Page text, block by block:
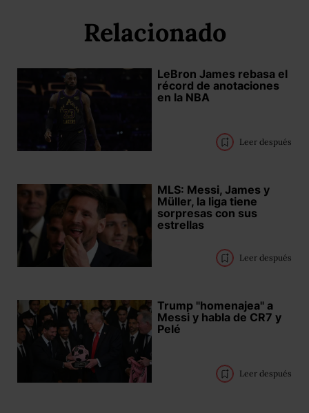
Relacionado
LeBron James rebasa el
récord de anotaciones
en la NBA
Leer después
MLS: Messi, James y
Müller, la liga tiene
sorpresas con sus
estrellas
Leer después
Trump "homenajea" a
Messi y habla de CR7 y
Pelé
Leer después